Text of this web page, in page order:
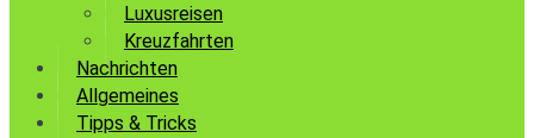
Luxusreisen
Kreuzfahrten
Nachrichten
Allgemeines
Tipps & Tricks